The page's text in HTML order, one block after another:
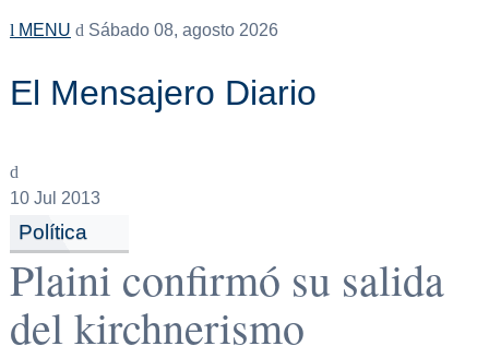
MENU Sábado 08, agosto 2026
El Mensajero Diario
10Jul 2013
Política
Plaini confirmó su salida
del kirchnerismo